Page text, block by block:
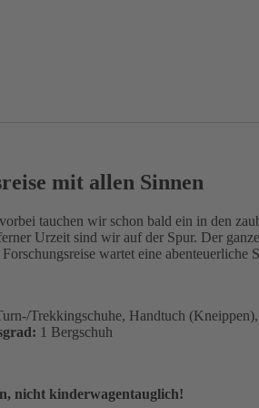
mit allen Sinnen
tauchen wir schon bald ein in den
Urzeit sind wir auf der Spur. Der
wartet eine
Trekkingschuhe, Handtuch
1 Bergschuh
nicht kinderwagentauglich!